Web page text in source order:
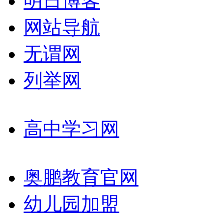
网站导航
无谓网
列举网
高中学习网
奥鹏教育官网
幼儿园加盟